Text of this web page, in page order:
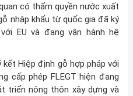
có thẩm quyền nước xuất
nhập khẩu từ quốc gia đã ký
EU và đang vận hành hệ
Hiệp định gỗ hợp pháp với
cấp phép FLEGT hiện đang
triển nông thôn xây dựng và